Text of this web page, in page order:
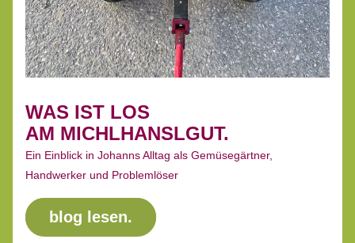
WAS IST LOS
AM MICHLHANSLGUT.
Ein Einblick in Johanns Alltag als Gemüsegärtner,
Handwerker und Problemlöser
blog lesen.